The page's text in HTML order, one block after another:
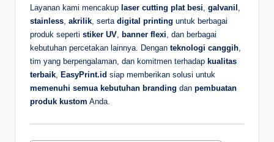
Layanan kami mencakup laser cutting plat besi galvanil
stainless akrilik , serta digital printing untuk berbagai
produk seperti stiker UV banner flexi , dan berbagai
kebutuhan percetakan lainnya. Dengan teknologi canggih
tim yang berpengalaman, dan komitmen terhadap kualitas
terbaik
EasyPrint.id siap memberikan solusi untuk
memenuhi semua kebutuhan branding dan pembuatan
produk kustom Anda.